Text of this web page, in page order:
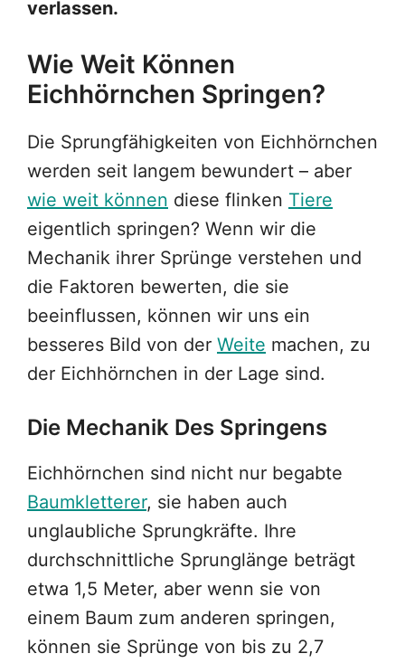
verlassen.
Wie Weit Können
Eichhörnchen Springen?
Die Sprungfähigkeiten von Eichhörnchen
werden seit langem bewundert – aber
wie weit können diese flinken Tiere
eigentlich springen? Wenn wir die
Mechanik ihrer Sprünge verstehen und
die Faktoren bewerten, die sie
beeinflussen, können wir uns ein
besseres Bild von der Weite machen, zu
der Eichhörnchen in der Lage sind.
Die Mechanik Des Springens
Eichhörnchen sind nicht nur begabte
Baumkletterer, sie haben auch
unglaubliche Sprungkräfte. Ihre
durchschnittliche Sprunglänge beträgt
etwa 1,5 Meter, aber wenn sie von
einem Baum zum anderen springen,
können sie Sprünge von bis zu 2,7